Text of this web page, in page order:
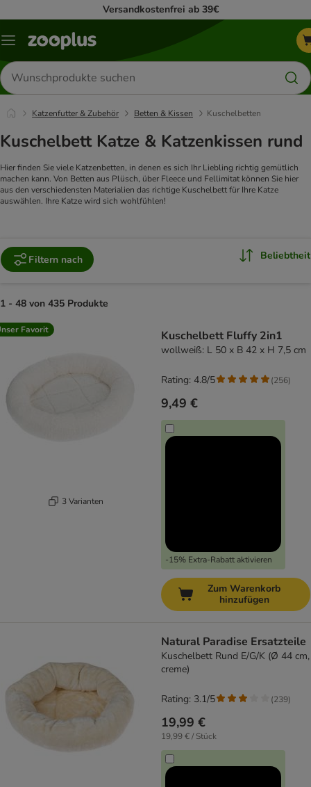
Versandkostenfrei ab 39€
Menü
Produkte
suchen
Katzenfutter & Zubehör Betten & Kissen Kuschelbetten
Kuschelbett Katze & Katzenkissen rund
Hier finden Sie viele Katzenbetten, in denen es sich Ihr Liebling richtig gemütlich
machen kann. Von Betten aus Plüsch, über Fleece und Fellimitat können Sie hier
aus den verschiedensten Materialien das richtige Kuschelbett für Ihre Katze
auswählen. Ihre Katze wird sich wohlfühlen!
Filtern nach Beliebtheit
1 - 48 von 435 Produkte
product items have been changed
Favorit
3 Varianten
Kuschelbett Fluffy 2in1
wollweiß: L 50 x B 42 x H 7,5 cm
9,49 €
-15% Extra-Rabatt aktivieren
Rating: 4.8/5 (256)
Zum Warenkorb
hinzufügen
Natural Paradise Ersatzteile
Kuschelbett Rund E/G/K (Ø 44 cm,
creme)
19,99 €
19,99 € / Stück
Rating: 3.1/5 (239)